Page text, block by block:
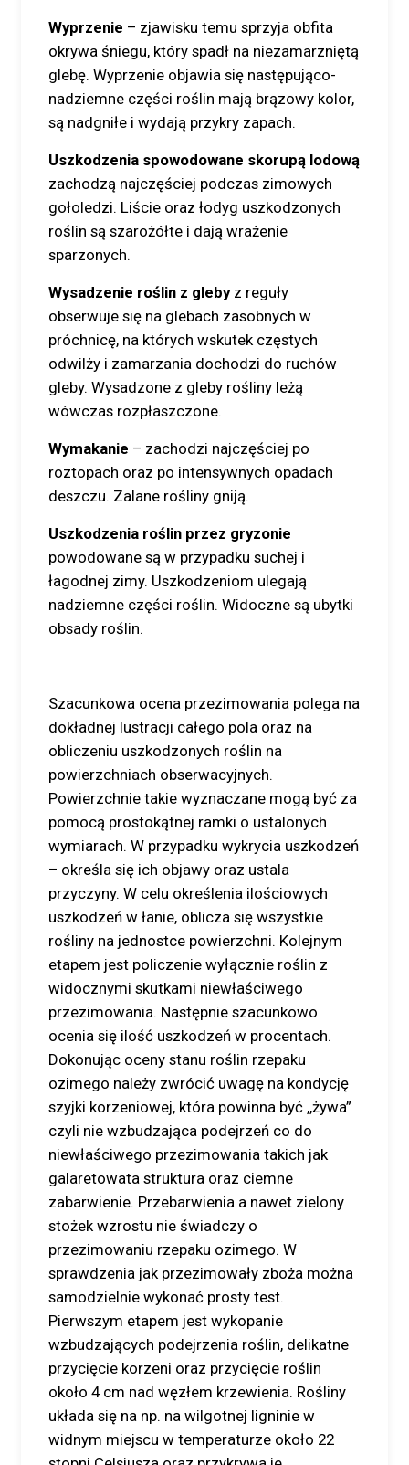
Wyprzenie – zjawisku temu sprzyja obfita
okrywa śniegu, który spadł na niezamarzniętą
glebę. Wyprzenie objawia się następująco-
nadziemne części roślin mają brązowy kolor,
są nadgniłe i wydają przykry zapach.
Uszkodzenia spowodowane skorupą lodową
zachodzą najczęściej podczas zimowych
gołoledzi. Liście oraz łodyg uszkodzonych
roślin są szarożółte i dają wrażenie
sparzonych.
Wysadzenie roślin z gleby z reguły
obserwuje się na glebach zasobnych w
próchnicę, na których wskutek częstych
odwilży i zamarzania dochodzi do ruchów
gleby. Wysadzone z gleby rośliny leżą
wówczas rozpłaszczone.
Wymakanie – zachodzi najczęściej po
roztopach oraz po intensywnych opadach
deszczu. Zalane rośliny gniją.
Uszkodzenia roślin przez gryzonie
powodowane są w przypadku suchej i
łagodnej zimy. Uszkodzeniom ulegają
nadziemne części roślin. Widoczne są ubytki
obsady roślin.
Szacunkowa ocena przezimowania polega na
dokładnej lustracji całego pola oraz na
obliczeniu uszkodzonych roślin na
powierzchniach obserwacyjnych.
Powierzchnie takie wyznaczane mogą być za
pomocą prostokątnej ramki o ustalonych
wymiarach. W przypadku wykrycia uszkodzeń
– określa się ich objawy oraz ustala
przyczyny. W celu określenia ilościowych
uszkodzeń w łanie, oblicza się wszystkie
rośliny na jednostce powierzchni. Kolejnym
etapem jest policzenie wyłącznie roślin z
widocznymi skutkami niewłaściwego
przezimowania. Następnie szacunkowo
ocenia się ilość uszkodzeń w procentach.
Dokonując oceny stanu roślin rzepaku
ozimego należy zwrócić uwagę na kondycję
szyjki korzeniowej, która powinna być ,,żywa”
czyli nie wzbudzająca podejrzeń co do
niewłaściwego przezimowania takich jak
galaretowata struktura oraz ciemne
zabarwienie. Przebarwienia a nawet zielony
stożek wzrostu nie świadczy o
przezimowaniu rzepaku ozimego. W
sprawdzenia jak przezimowały zboża można
samodzielnie wykonać prosty test.
Pierwszym etapem jest wykopanie
wzbudzających podejrzenia roślin, delikatne
przycięcie korzeni oraz przycięcie roślin
około 4 cm nad węzłem krzewienia. Rośliny
układa się na np. na wilgotnej ligninie w
widnym miejscu w temperaturze około 22